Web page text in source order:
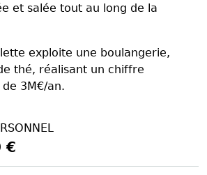
et salée tout au long de la
exploite une boulangerie,
thé, réalisant un chiffre
3M€/an.
€